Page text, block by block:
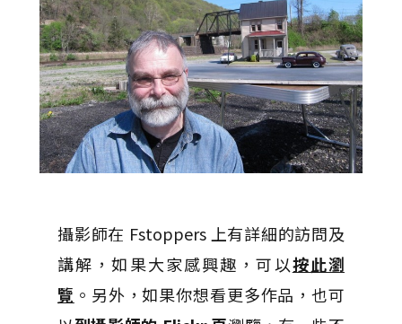
攝影師在 Fstoppers 上有詳細的訪問及
講解，如果大家感興趣，可以按此瀏
覽 。另外，如果你想看更多作品，也可